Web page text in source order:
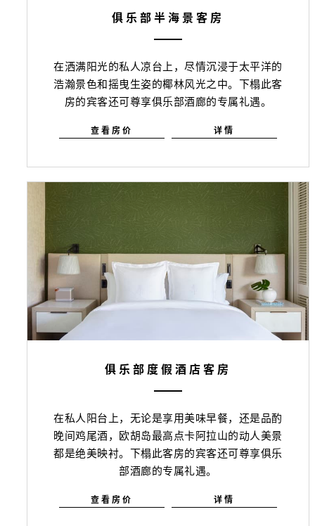
俱乐部半海景客房
在洒满阳光的私人凉台上，尽情沉浸于太平洋的
浩瀚景色和摇曳生姿的椰林风光之中。下榻此客
房的宾客还可尊享俱乐部酒廊的专属礼遇。
查看房价 详情
俱乐部度假酒店客房
在私人阳台上，无论是享用美味早餐，还是品酌
晚间鸡尾酒，欧胡岛最高点卡阿拉山的动人美景
都是绝美映衬。下榻此客房的宾客还可尊享俱乐
部酒廊的专属礼遇。
查看房价 详情